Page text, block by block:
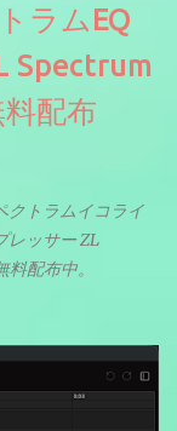
ラムEQ
Spectrum
配布
クトラムイコライ
レッサー ZL
配布中。